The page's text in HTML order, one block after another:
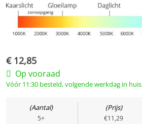
Duurzaamheid
Energielabel
Energie
Te vervangen vermogen
40 w
€ 12,85
Op vooraad
Vóór 11:30 besteld, volgende werkdag in huis
Aantal Prijs
5+ €11,29